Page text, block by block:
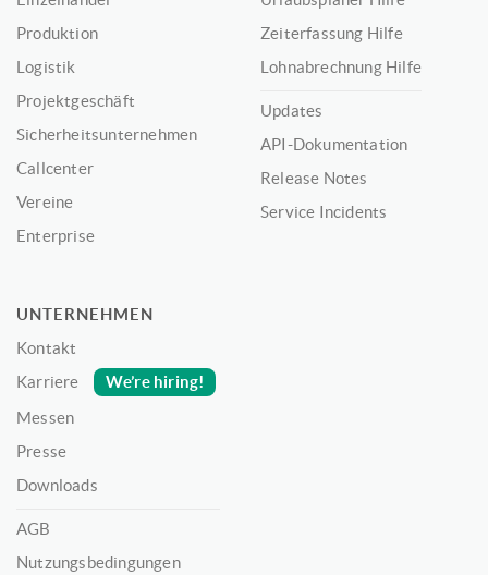
Produktion
Logistik
Projektgeschäft
Sicherheitsunternehmen
Callcenter
Vereine
Enterprise
Zeiterfassung Hilfe
Lohnabrechnung Hilfe
Updates
API-Dokumentation
Release Notes
Service Incidents
UNTERNEHMEN
Kontakt
Karriere
We’re hiring!
Messen
Presse
Downloads
AGB
Nutzungsbedingungen